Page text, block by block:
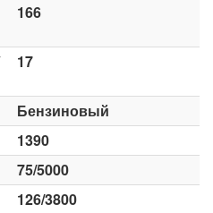
166
17
Бензиновый
1390
75/5000
126/3800